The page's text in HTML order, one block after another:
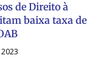
de Direito à
baixa taxa de